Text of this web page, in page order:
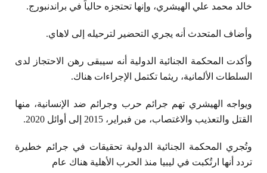
خالد محمد علي الهيشري، وإنها تحتجزه حالياً في براندنبورج.
وأضاف المتحدث أنه يجري التحضير لترحيله إلى لاهاي.
وأكدت المحكمة الجنائية الدولية أنه سيبقى رهن الاحتجاز لدى
السلطات الألمانية، ريثما تكتمل الإجراءات هناك.
ويواجه الهيشري تهم جرائم حرب وجرائم ضد الإنسانية، منها
القتل والتعذيب والاغتصاب، من فبراير، 2015 إلى أوائل 2020.
وتُجري المحكمة الجنائية الدولية تحقيقات في جرائم خطيرة
تردد أنها ارتُكبت في ليبيا منذ الحرب الأهلية هناك عام